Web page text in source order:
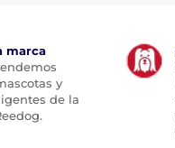
marca
y
de la